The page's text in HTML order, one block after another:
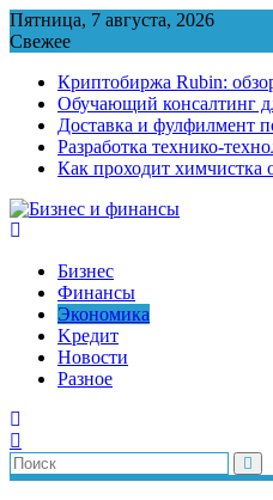
Перейти
к
Пятница, 7 августа, 2026
Свежее
Криптобиржа Rubin:
Обучающий консалтинг
Доставка и фулфилмент
Разработка технико-
Как проходит химчистка
Бизнес
Финансы
Экономика
Kредит
Новости
Разное